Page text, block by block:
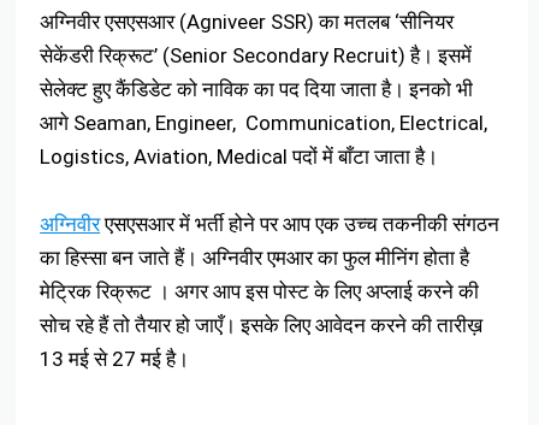
अग्निवीर एसएसआर (Agniveer SSR) का मतलब ‘सीनियर
सेकेंडरी रिक्रूट’ (Senior Secondary Recruit) है। इसमें
सेलेक्ट हुए कैंडिडेट को नाविक का पद दिया जाता है। इनको भी
आगे Seaman, Engineer, Communication, Electrical,
Logistics, Aviation, Medical पदों में बाँटा जाता है।
अग्निवीरएसएसआर में भर्ती होने पर आप एक उच्च तकनीकी संगठन
का हिस्सा बन जाते हैं। अग्निवीर एमआर का फुल मीनिंग होता है
मेट्रिक रिक्रूट । अगर आप इस पोस्ट के लिए अप्लाई करने की
सोच रहे हैं तो तैयार हो जाएँ। इसके लिए आवेदन करने की तारीख़
13 मई से 27 मई है।